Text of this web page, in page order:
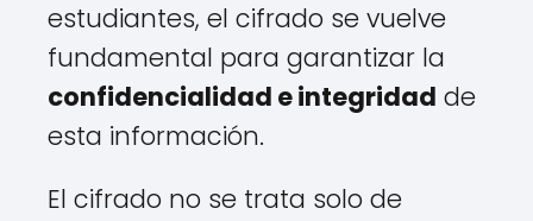
estudiantes, el cifrado se vuelve
fundamental para garantizar la
confidencialidad e integridad de
esta información.
El cifrado no se trata solo de